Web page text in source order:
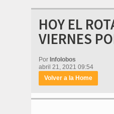
HOY EL
VIERNES
Por Infolobos
abril 21, 2021 09:54
Volver a la Home